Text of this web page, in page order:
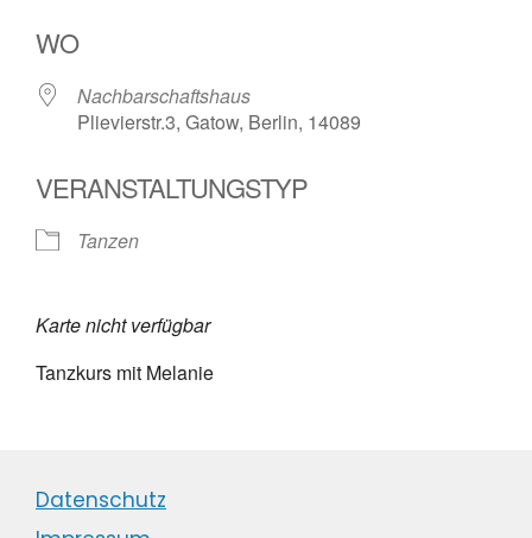
WO
Nachbarschaftshaus
Plievierstr.3, Gatow, Berlin, 14089
VERANSTALTUNGSTYP
Tanzen
Karte nicht verfügbar
Tanzkurs mit Melanie
Datenschutz